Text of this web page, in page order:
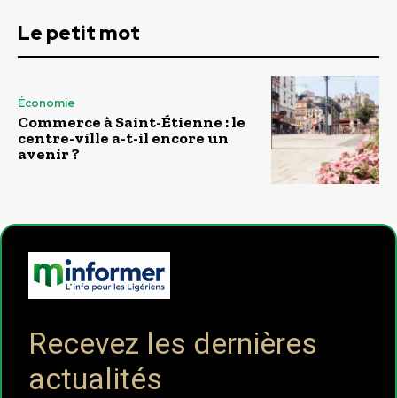
Le petit mot
Économie
Commerce à Saint-Étienne : le
centre-ville a-t-il encore un
avenir ?
Recevez les dernières
actualités